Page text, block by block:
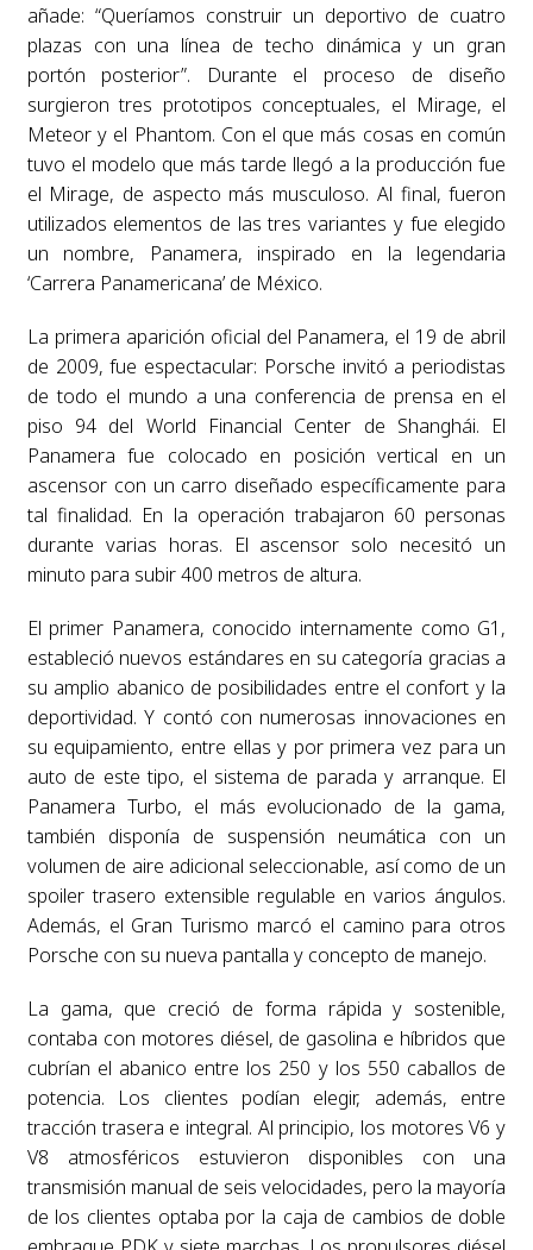
añade: “Queríamos construir un deportivo de cuatro
plazas con una línea de techo dinámica y un gran
portón posterior”. Durante el proceso de diseño
surgieron tres prototipos conceptuales, el Mirage, el
Meteor y el Phantom. Con el que más cosas en común
tuvo el modelo que más tarde llegó a la producción fue
el Mirage, de aspecto más musculoso. Al final, fueron
utilizados elementos de las tres variantes y fue elegido
un nombre, Panamera, inspirado en la legendaria
‘Carrera Panamericana’ de México.
La primera aparición oficial del Panamera, el 19 de abril
de 2009, fue espectacular: Porsche invitó a periodistas
de todo el mundo a una conferencia de prensa en el
piso 94 del World Financial Center de Shanghái. El
Panamera fue colocado en posición vertical en un
ascensor con un carro diseñado específicamente para
tal finalidad. En la operación trabajaron 60 personas
durante varias horas. El ascensor solo necesitó un
minuto para subir 400 metros de altura.
El primer Panamera, conocido internamente como G1,
estableció nuevos estándares en su categoría gracias a
su amplio abanico de posibilidades entre el confort y la
deportividad. Y contó con numerosas innovaciones en
su equipamiento, entre ellas y por primera vez para un
auto de este tipo, el sistema de parada y arranque. El
Panamera Turbo, el más evolucionado de la gama,
también disponía de suspensión neumática con un
volumen de aire adicional seleccionable, así como de un
spoiler trasero extensible regulable en varios ángulos.
Además, el Gran Turismo marcó el camino para otros
Porsche con su nueva pantalla y concepto de manejo.
La gama, que creció de forma rápida y sostenible,
contaba con motores diésel, de gasolina e híbridos que
cubrían el abanico entre los 250 y los 550 caballos de
potencia. Los clientes podían elegir, además, entre
tracción trasera e integral. Al principio, los motores V6 y
V8 atmosféricos estuvieron disponibles con una
transmisión manual de seis velocidades, pero la mayoría
de los clientes optaba por la caja de cambios de doble